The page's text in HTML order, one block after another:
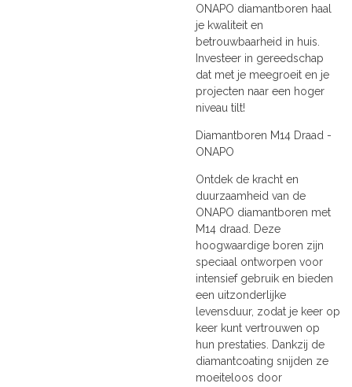
ONAPO diamantboren haal
je kwaliteit en
betrouwbaarheid in huis.
Investeer in gereedschap
dat met je meegroeit en je
projecten naar een hoger
niveau tilt!
Diamantboren M14 Draad -
ONAPO
Ontdek de kracht en
duurzaamheid van de
ONAPO diamantboren met
M14 draad. Deze
hoogwaardige boren zijn
speciaal ontworpen voor
intensief gebruik en bieden
een uitzonderlijke
levensduur, zodat je keer op
keer kunt vertrouwen op
hun prestaties. Dankzij de
diamantcoating snijden ze
moeiteloos door